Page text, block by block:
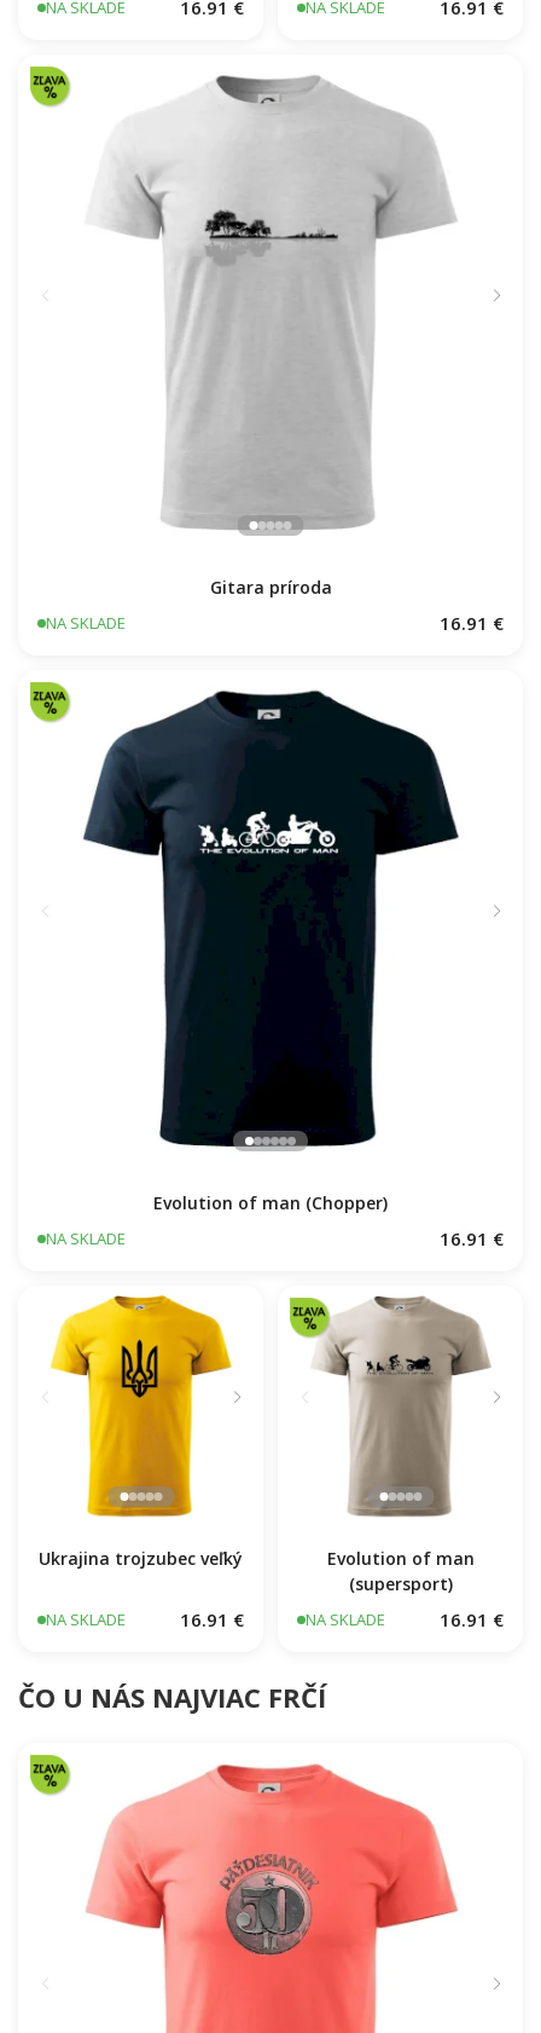
NA SKLADE 16.91 € NA SKLADE 16.91 €
Gitara príroda
NA SKLADE 16.91 €
Evolution of man (Chopper)
NA SKLADE 16.91 €
Ukrajina trojzubec veľký
NA SKLADE 16.91 €
Evolution of man
(supersport)
NA SKLADE 16.91 €
ČO U NÁS NAJVIAC FRČÍ